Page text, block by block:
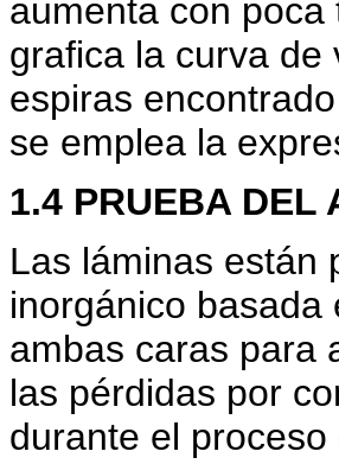
aumenta con
grafica la curva de
espiras
se emplea la
1.4 PRUEBA DEL
Las láminas están
inorgánico
ambas caras para
las pérdidas por
durante el